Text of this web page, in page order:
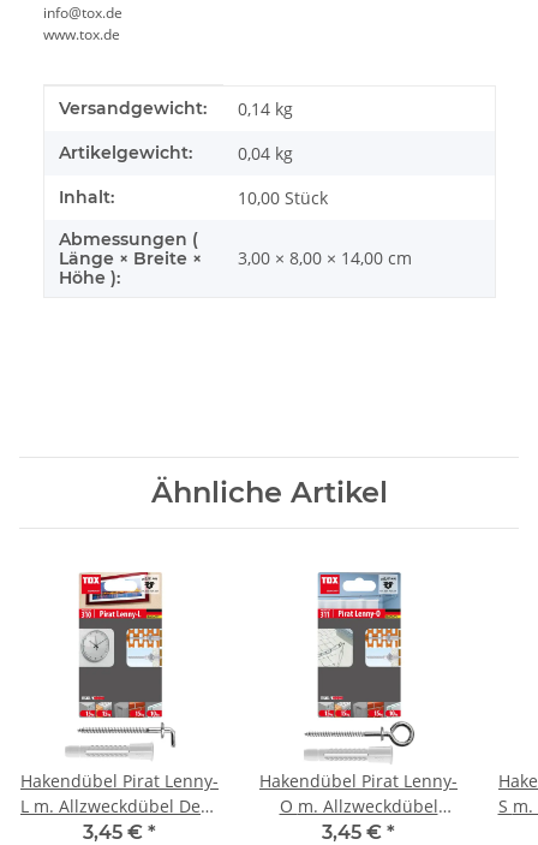
info@tox.de
www.tox.de
Produkteigenschaft
Wert
Versandgewicht: 0,14 kg
Artikelgewicht: 0,04 kg
Inhalt: 10,00 Stück
Abmessungen (
Länge × Breite ×
Höhe ):
3,00 × 8,00 × 14,00 cm
Ähnliche Artikel
Hakendübel Pirat Lenny-
L m. Allzweckdübel Deco
BL 4
3,45 € *
Hakendübel Pirat Lenny-
O m. Allzweckdübel
Deco BL 4
3,45 € *
S m. Allzweckdübel Deco